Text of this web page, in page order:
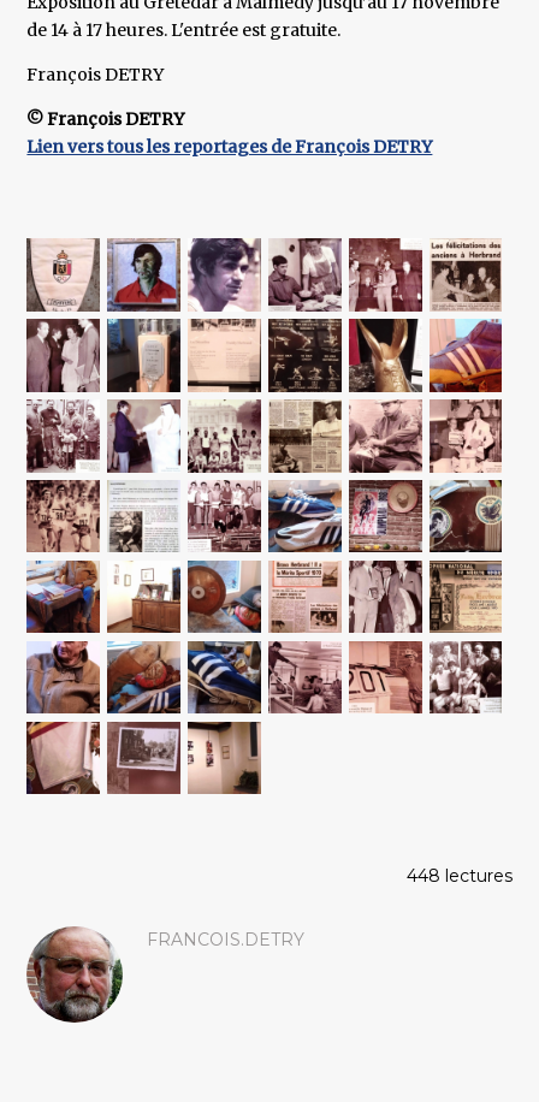
de 14 à 17 heures. L'entrée est gratuite.
François DETRY
© François DETRY
Lien vers tous les reportages de François DETRY
448 lectures
FRANCOIS.DETRY